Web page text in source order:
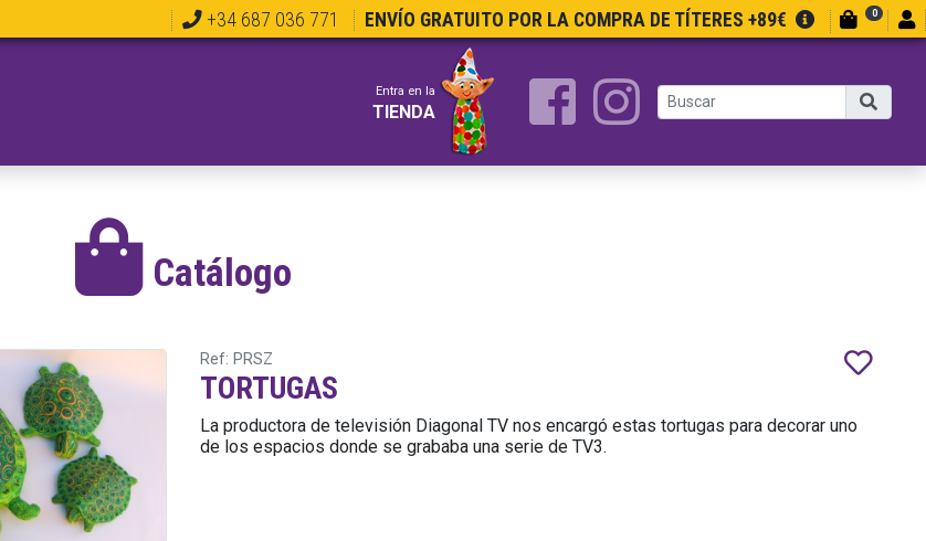
+34 687 036 771 ENVÍO GRATUITO POR LA COMPRA DE TÍTERES +89€ 0
Entra en la
TIENDA
Catálogo
Ref: PRSZ
TORTUGAS
La productora de televisión Diagonal TV nos encargó estas tortugas para decorar uno
de los espacios donde se grababa una serie de TV3.